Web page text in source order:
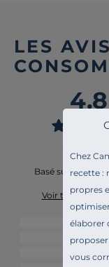
Chez
recette :
propres
élaborer
vous
LES
Basé sur4 avis
Voir tous les